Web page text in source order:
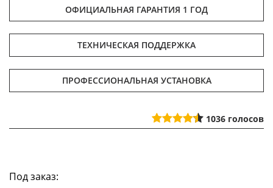
ОФИЦИАЛЬНАЯ ГАРАНТИЯ 1 ГОД
ТЕХНИЧЕСКАЯ ПОДДЕРЖКА
ПРОФЕССИОНАЛЬНАЯ УСТАНОВКА
1036 голосов
Под заказ: